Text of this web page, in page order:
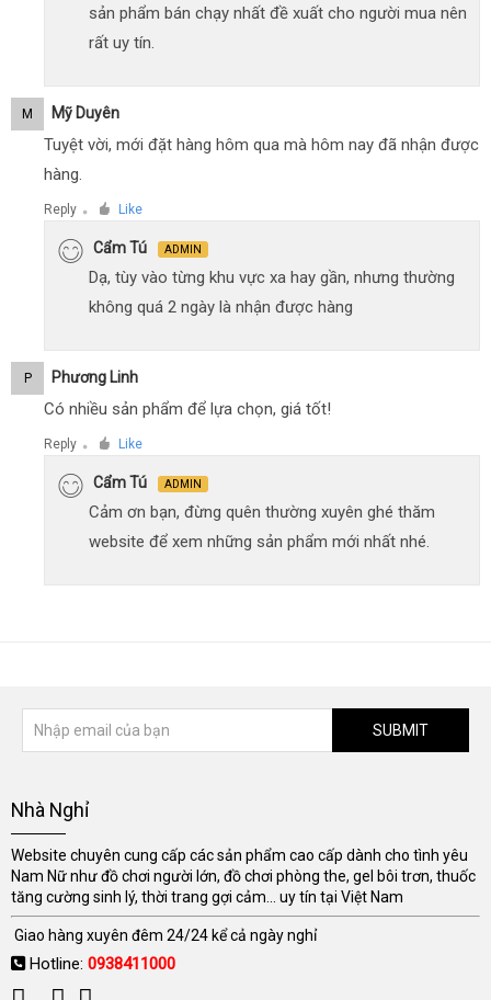
sản phẩm bán chạy nhất đề xuất cho người mua nên
rất uy tín.
M Mỹ Duyên
Tuyệt vời, mới đặt hàng hôm qua mà hôm nay đã nhận được
hàng.
Reply ● Like
Cẩm Tú ADMIN
Dạ, tùy vào từng khu vực xa hay gần, nhưng thường
không quá 2 ngày là nhận được hàng
P Phương Linh
Có nhiều sản phẩm để lựa chọn, giá tốt!
Reply ● Like
Cẩm Tú ADMIN
Cảm ơn bạn, đừng quên thường xuyên ghé thăm
website để xem những sản phẩm mới nhất nhé.
SUBMIT
Nhà Nghỉ
Website chuyên cung cấp các sản phẩm cao cấp dành cho tình yêu
Nam Nữ như đồ chơi người lớn, đồ chơi phòng the, gel bôi trơn, thuốc
tăng cường sinh lý, thời trang gợi cảm... uy tín tại Việt Nam
Giao hàng xuyên đêm 24/24 kể cả ngày nghỉ
Hotline: 0938411000